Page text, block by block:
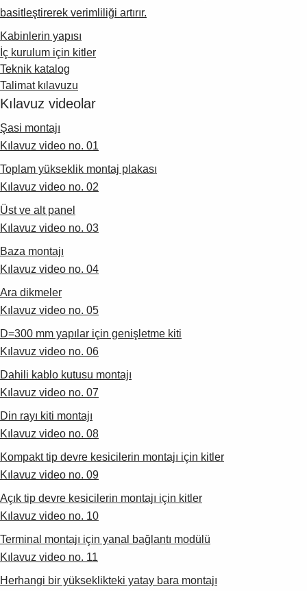
basitleştirerek verimliliği artırır.
Kabinlerin yapısı
İç kurulum için kitler
Teknik katalog
Talimat kılavuzu
Kılavuz videolar
Şasi montajı
Kılavuz video no. 01
Toplam yükseklik montaj plakası
Kılavuz video no. 02
Üst ve alt panel
Kılavuz video no. 03
Baza montajı
Kılavuz video no. 04
Ara dikmeler
Kılavuz video no. 05
D=300 mm yapılar için genişletme kiti
Kılavuz video no. 06
Dahili kablo kutusu montajı
Kılavuz video no. 07
Din rayı kiti montajı
Kılavuz video no. 08
Kompakt tip devre kesicilerin montajı için kitler
Kılavuz video no. 09
Açık tip devre kesicilerin montajı için kitler
Kılavuz video no. 10
Terminal montajı için yanal bağlantı modülü
Kılavuz video no. 11
Herhangi bir yükseklikteki yatay bara montajı